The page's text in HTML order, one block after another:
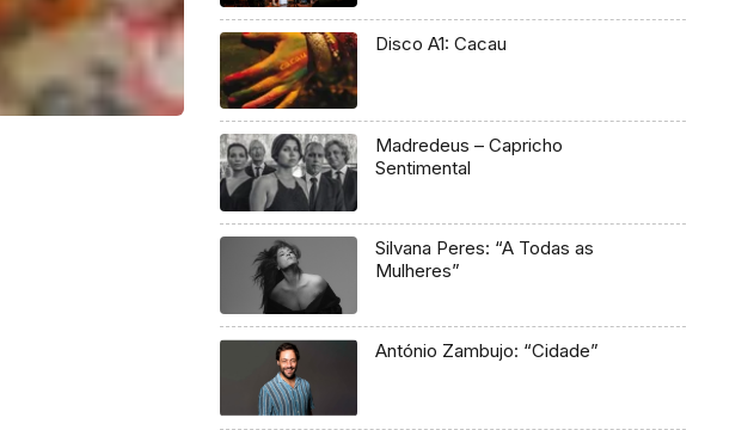
Disco A1: Cacau
Madredeus – Capricho
Sentimental
Silvana Peres: “A Todas as
Mulheres”
António Zambujo: “Cidade”